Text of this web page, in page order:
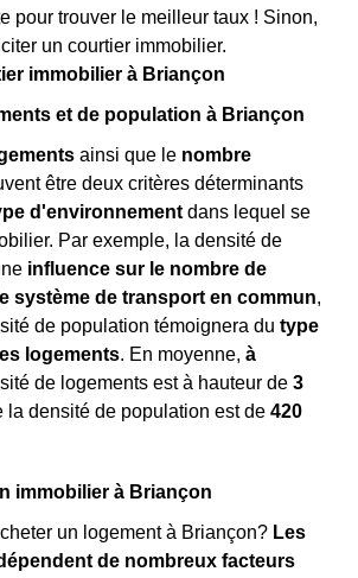
pour trouver le meilleur taux ! Sinon,
un courtier immobilier.
immobilier à Briançon
et de population à Briançon
ainsi que le nombre
être deux critères déterminants
d'environnement dans lequel se
Par exemple, la densité de
influence sur le nombre de
système de transport en commun,
de population témoignera du type
logements. En moyenne, à
de logements est à hauteur de 3
la densité de population est de 420
immobilier à Briançon
un logement à Briançon? Les
de nombreux facteurs